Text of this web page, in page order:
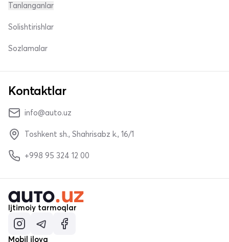
Tanlanganlar
Solishtirishlar
Sozlamalar
Kontaktlar
info@auto.uz
Toshkent sh., Shahrisabz k., 16/1
+998 95 324 12 00
Ijtimoiy tarmoqlar
Mobil ilova